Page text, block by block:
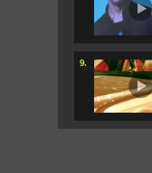
9.